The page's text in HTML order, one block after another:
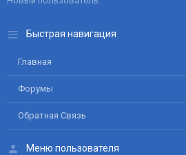
Быстрая навигация
Главная
Форумы
Обратная Связь
Меню пользователя